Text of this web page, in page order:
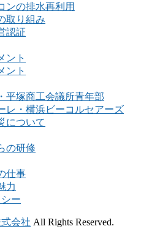
ンの排水再利用
取り組み
認証
ント
ント
平塚商工会議所青年部
レ・横浜ビーコルセアーズ
について
の研修
仕事
力
ー
会社 All Rights Reserved.